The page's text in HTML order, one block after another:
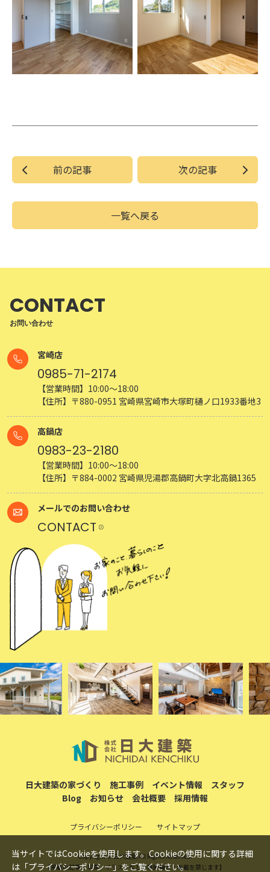
当サイトではCookieを使用します。Cookieの使用に関する詳細
は「プライバシーポリシー」をご覧ください。
前の記事
一覧へ戻る
次の記事
CONTACT
お問い合わせ
宮崎店
0985-71-2174
【営業時間】10:00～18:00
【住所】〒880-0951 宮崎県宮崎市大塚町樋ノ口1933番地3
高鍋店
0983-23-2180
【営業時間】10:00～18:00
【住所】〒884-0002 宮崎県児湯郡高鍋町大字北高鍋1365
メールでのお問い合わせ
CONTACT
日大建築の家づくり 施工事例 イベント情報
スタッフ
Blog
お知らせ 会社概要 採用情報
プライバシーポリシー サイトマップ
Copyright © 日大建築 All Rights Reserved.
【掲載の記事・写真・イラストなどの無断複写・転載を禁じます】